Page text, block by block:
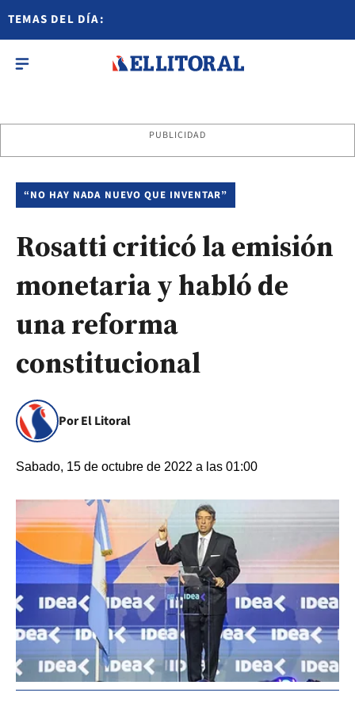
TEMAS DEL DÍA:
PUBLICIDAD
“NO HAY NADA NUEVO QUE INVENTAR”
Rosatti criticó la emisión
monetaria y habló de
una reforma
constitucional
Por El Litoral
Sabado, 15 de octubre de 2022 a las 01:00